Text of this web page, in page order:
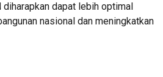
diharapkan dapat lebih optimal
nasional dan meningkatkan